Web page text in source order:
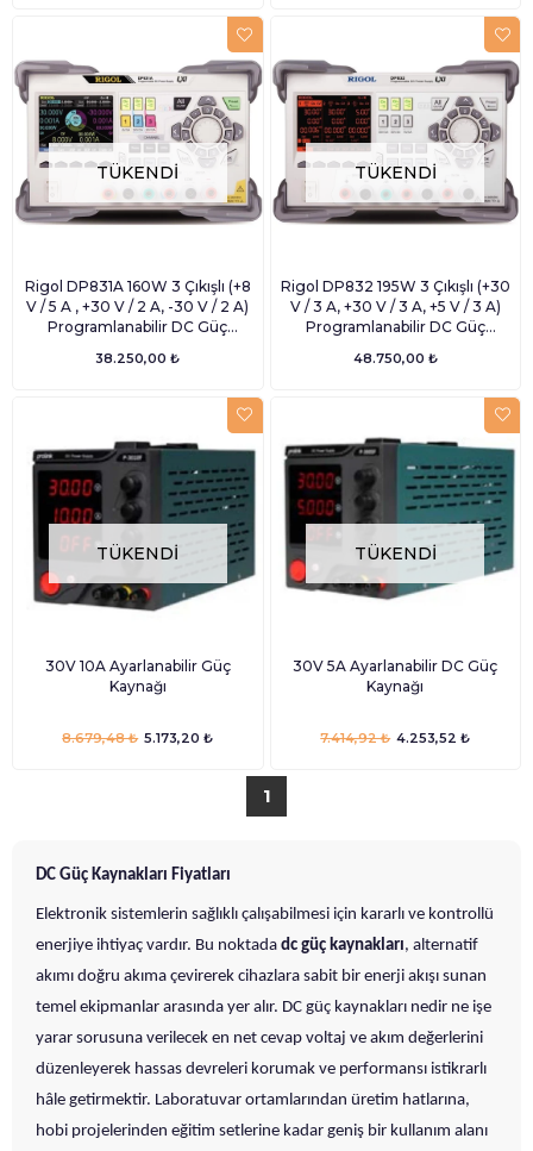
TÜKENDI
Rigol DP831A 160W 3 Çıkışlı (+8
V / 5 A , +30 V / 2 A, -30 V / 2 A)
Programlanabilir DC Güç
38.250,00 ₺
TÜKENDI
Rigol DP832 195W 3 Çıkışlı (+30
V / 3 A, +30 V / 3 A, +5 V / 3 A)
Programlanabilir DC Güç
48.750,00 ₺
TÜKENDI
30V 10A Ayarlanabilir Güç
Kaynağı
5.173,20 ₺
8.679,48 ₺
TÜKENDI
30V 5A Ayarlanabilir DC Güç
Kaynağı
4.253,52 ₺
7.414,92 ₺
1
DC Güç Kaynakları Fiyatları
Elektronik sistemlerin sağlıklı çalışabilmesi için kararlı ve kontrollü
enerjiye ihtiyaç vardır. Bu noktada dc güç kaynakları, alternatif
akımı doğru akıma çevirerek cihazlara sabit bir enerji akışı sunan
temel ekipmanlar arasında yer alır. DC güç kaynakları nedir ne işe
yarar sorusuna verilecek en net cevap voltaj ve akım değerlerini
düzenleyerek hassas devreleri korumak ve performansı istikrarlı
hâle getirmektir. Laboratuvar ortamlarından üretim hatlarına,
hobi projelerinden eğitim setlerine kadar geniş bir kullanım alanı